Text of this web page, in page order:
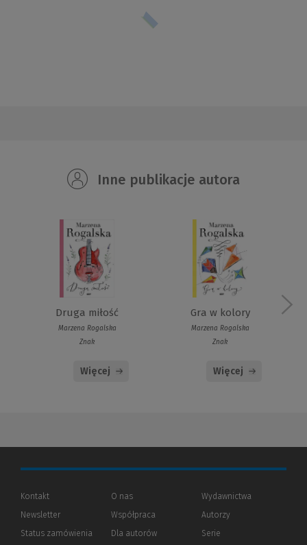
Inne publikacje autora
Druga miłość
Marzena Rogalska
Znak
Więcej
Gra w kolory
Marzena Rogalska
Znak
Więcej
Kontakt
Newsletter
Status zamówienia
O nas
Współpraca
Dla autorów(Nowe
(Link
Wydawnictwa
Autorzy
Serie